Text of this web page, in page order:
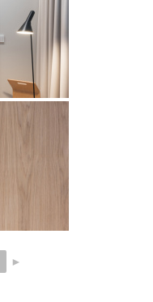
►